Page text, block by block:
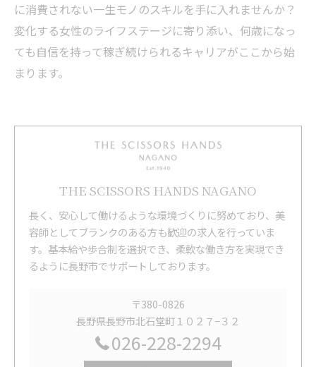
に消費されない一生モノのスキルを手に入れませんか？
変化する女性のライフステージに寄り添い、何歳になっ
ても自信を持って稼ぎ続けられるキャリアがここから始
まります。
THE SCISSORS HANDS NAGANO
長く、安心して働けるような環境づくりに努めており、美
容師としてブランクのある方も歓迎の求人を行っていま
す。基本給や歩合制を選択でき、柔軟な働き方を実現でき
るように長野市でサポートしております。
〒380-0826
長野県長野市北石堂町１０２７−３２
026-228-2294